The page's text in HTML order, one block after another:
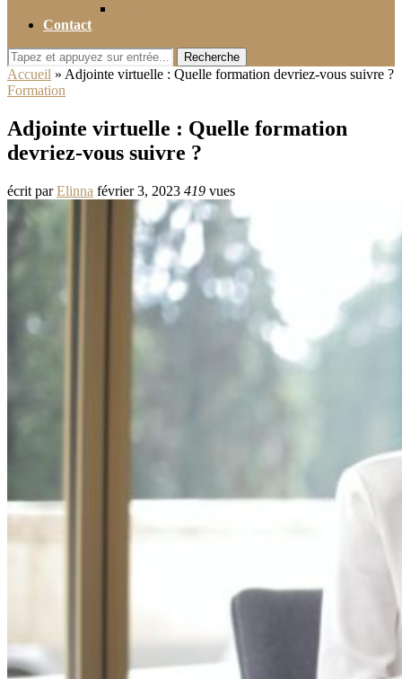
Contact
Recherche
Accueil » Adjointe virtuelle : Quelle formation devriez-vous suivre ?
Formation
Adjointe virtuelle : Quelle formation
devriez-vous suivre ?
écrit parElinna février 3, 2023 419 vues